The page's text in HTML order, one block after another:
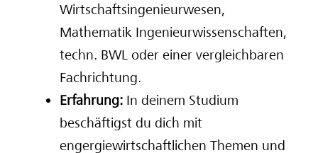
Wirtschaftsingenieurwesen,
Mathematik Ingenieurwissenschaften,
techn. BWL oder einer vergleichbaren
Fachrichtung.
Erfahrung: In deinem Studium
beschäftigst du dich mit
engergiewirtschaftlichen Themen und